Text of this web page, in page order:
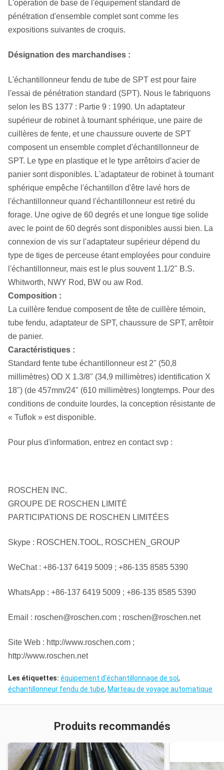
L'opération de base de l'équipement standard de
pénétration d'ensemble complet sont comme les
expositions suivantes de croquis.
Désignation des marchandises :
L'échantillonneur fendu de tube de SPT est pour faire
l'essai de pénétration standard (SPT). Nous le fabriquons
selon les BS 1377 : Partie 9 : 1990. Un adaptateur
supérieur de robinet à tournant sphérique, une paire de
cuillères de fente, et une chaussure ouverte de SPT
composent un ensemble complet d'échantillonneur de
SPT. Le type en plastique et le type arrêtoirs d'acier de
panier sont disponibles. L'adaptateur de robinet à tournant
sphérique empêche l'échantillon d'être lavé hors de
l'échantillonneur quand l'échantillonneur est retiré du
forage. Une ogive de 60 degrés et une longue tige solide
avec le point de 60 degrés sont disponibles aussi bien. La
connexion de vis sur l'adaptateur supérieur dépend du
type de tiges de perceuse étant employées pour conduire
l'échantillonneur, mais est le plus souvent 1.1/2" B.S.
Whitworth, NWY Rod, BW ou aw Rod.
Composition :
La cuillère fendue composent de tête de cuillère témoin,
tube fendu, adaptateur de SPT, chaussure de SPT, arrêtoir
de panier.
Caractéristiques :
Standard fente tube échantillonneur est 2" (50,8
millimètres) OD X 1.3/8" (34,9 millimètres) identification X
18") (de 457mm/24" (610 millimètres) longtemps. Pour des
conditions de conduite lourdes, la conception résistante de
« Tuflok » est disponible.
Pour plus d'information, entrez en contact svp :
ROSCHEN INC.
GROUPE DE ROSCHEN LIMITÉ
PARTICIPATIONS DE ROSCHEN LIMITÉES
Skype : ROSCHEN.TOOL, ROSCHEN_GROUP
WeChat : +86-137 6419 5009 ; +86-135 8585 5390
WhatsApp : +86-137 6419 5009 ; +86-135 8585 5390
Email : roschen@roschen.com ; roschen@roschen.net
Site Web : http://www.roschen.com ;
http://www.roschen.net
Les étiquettes: équipement d'échantillonnage de sol ,
échantillonneur fendu de tube, Marteau de voyage automatique
Produits recommandés